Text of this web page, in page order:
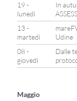
19 -
lunedì
In
ASSESS
13 -
martedì
Udine
08 -
giovedì
Dalle
Maggio